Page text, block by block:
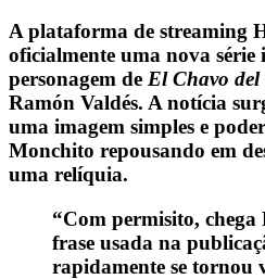
A plataforma de streaming
oficialmente uma nova
personagem de El Chavo del
Ramón Valdés. A notícia
uma imagem simples e
Monchito repousando em
uma relíquia.
“Com permisito,
frase usada na
rapidamente se tornou